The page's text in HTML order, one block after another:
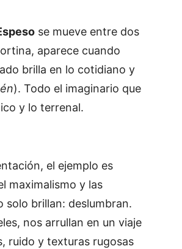
se mueve entre dos
aparece cuando
brilla en lo cotidiano y
). Todo el imaginario que
y lo terrenal.
el ejemplo es
maximalismo y las
solo brillan: deslumbran.
nos arrullan en un viaje
ruido y texturas rugosas